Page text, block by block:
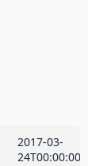
2017-03-
24T00:00:00Z